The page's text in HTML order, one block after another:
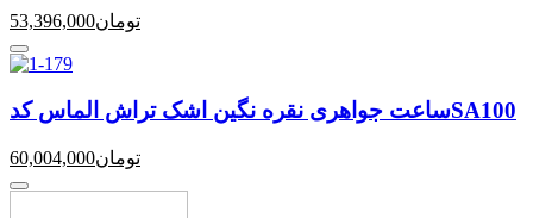
53,396,000تومان
ساعت جواهری نقره نگین اشک تراش الماس کدSA100
60,004,000تومان